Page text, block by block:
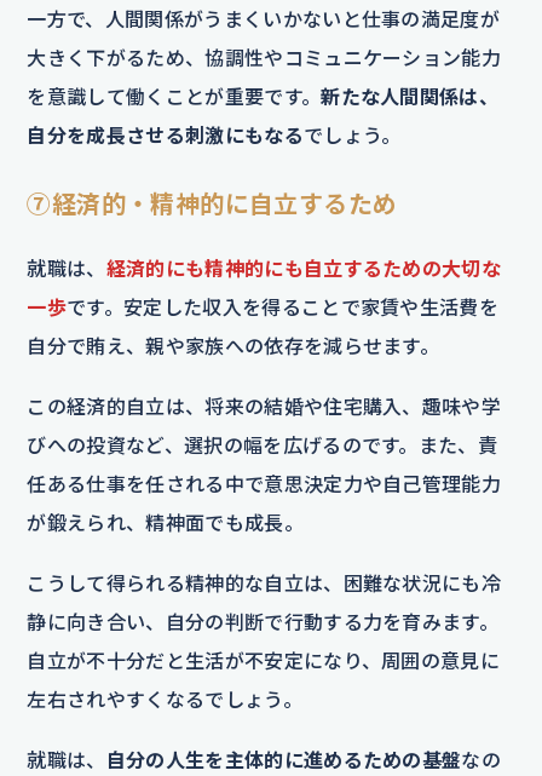
一方で、人間関係がうまくいかないと仕事の満足度が
大きく下がるため、協調性やコミュニケーション能力
を意識して働くことが重要です。新たな人間関係は、
自分を成長させる刺激にもなるでしょう。
⑦経済的・精神的に自立するため
就職は、 経済的にも精神的にも自立するための大切な
一歩です。安定した収入を得ることで家賃や生活費を
自分で賄え、親や家族への依存を減らせます。
この経済的自立は、将来の結婚や住宅購入、趣味や学
びへの投資など、選択の幅を広げるのです。また、責
任ある仕事を任される中で意思決定力や自己管理能力
が鍛えられ、精神面でも成長。
こうして得られる精神的な自立は、困難な状況にも冷
静に向き合い、自分の判断で行動する力を育みます。
自立が不十分だと生活が不安定になり、周囲の意見に
左右されやすくなるでしょう。
就職は、 自分の人生を主体的に進めるための基盤なの